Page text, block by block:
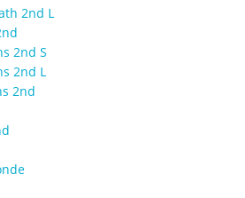
2nd L
2nd S
2nd L
2nd